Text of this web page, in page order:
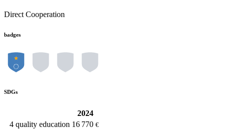
Direct Cooperation
badges
SDGs
2024
4 quality education 16 770 €